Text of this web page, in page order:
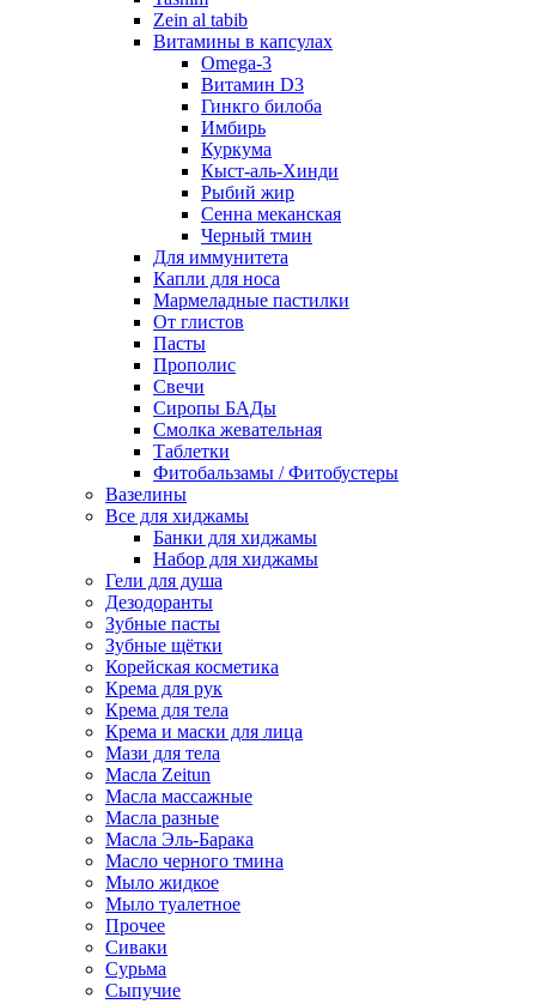
Zein al tabib
Витамины в капсулах
Omega-3
Витамин D3
Гинкго билоба
Имбирь
Куркума
Кыст-аль-Хинди
Рыбий жир
Сенна меканская
Черный тмин
Для иммунитета
Капли для носа
Мармеладные пастилки
От глистов
Пасты
Прополис
Свечи
Сиропы БАДы
Смолка жевательная
Таблетки
Фитобальзамы / Фитобустеры
Вазелины
Все для хиджамы
Банки для хиджамы
Набор для хиджамы
Гели для душа
Дезодоранты
Зубные пасты
Зубные щётки
Корейская косметика
Крема для рук
Крема для тела
Крема и маски для лица
Мази для тела
Масла Zeitun
Масла массажные
Масла разные
Масла Эль-Барака
Масло черного тмина
Мыло жидкое
Мыло туалетное
Прочее
Сиваки
Сурьма
Сыпучие